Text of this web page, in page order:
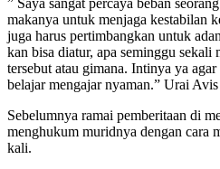
makanya untuk menjaga kestabilan
juga harus pertimbangkan untuk
kan bisa diatur, apa seminggu sekali
tersebut atau gimana. Intinya ya
belajar mengajar nyaman.” Urai
Sebelumnya ramai pemberitaan di
menghukum muridnya dengan cara
kali.